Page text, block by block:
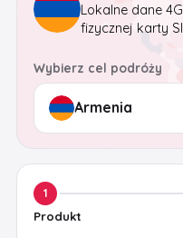
Lokalne dane
fizycznej karty
Wybierz cel podróży
1
Produkt